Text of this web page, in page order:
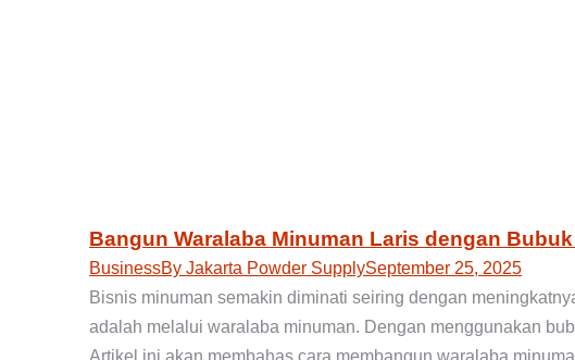
Bangun Waralaba Minuman Laris dengan
BusinessBy Jakarta Powder SupplySeptember 25, 2025
Bisnis minuman semakin diminati seiring dengan
adalah melalui waralaba minuman. Dengan menggunakan
Artikel ini akan membahas cara membangun waralaba